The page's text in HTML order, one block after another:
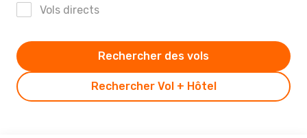
Vols directs
Rechercher Vol + Hôtel
Rechercher des vols